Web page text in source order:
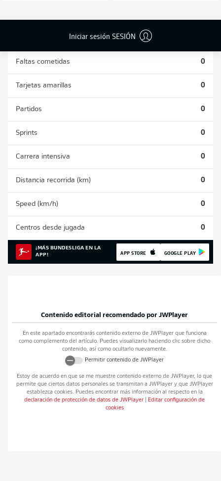
Iniciar sesión SESIÓN
Faltas cometidas 0
Tarjetas amarillas 0
Partidos 0
Sprints 0
Carrera intensiva 0
Distancia recorrida (km) 0
Speed (km/h) 0
Centros desde jugada 0
¡MÁS BUNDESLIGA EN LA
APP!
APP STORE GOOGLE PLAY
Contenido editorial recomendado por JWPlayer
En este apartado encontrarás contenido externo de JWPlayerque funciona
como complemento del artículo. Puedes visualizarlo haciendo clic sobre dicho
contenido, así como ocultarlo nuevamente.
Permitir contenido de JWPlayer
Estoy de acuerdo en que se me muestre contenido externo de JWPlayer, lo que
permite que ciertos datos personales se transmitan a JWPlayery que JWPlayer
establezca cookies. Puedes encontrar más información al respecto en la
declaración de protección de datos de JWPlayer
Editar configuración de
cookies